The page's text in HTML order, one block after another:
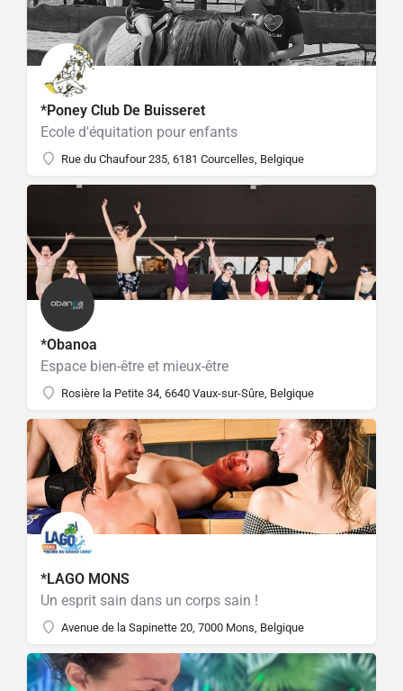
*Poney Club De Buisseret
Ecole d'équitation pour enfants
Rue du Chaufour 235, 6181 Courcelles, Belgique
*Obanoa
Espace bien-être et mieux-être
Rosière la Petite 34, 6640 Vaux-sur-Sûre, Belgique
*LAGO MONS
Un esprit sain dans un corps sain !
Avenue de la Sapinette 20, 7000 Mons, Belgique